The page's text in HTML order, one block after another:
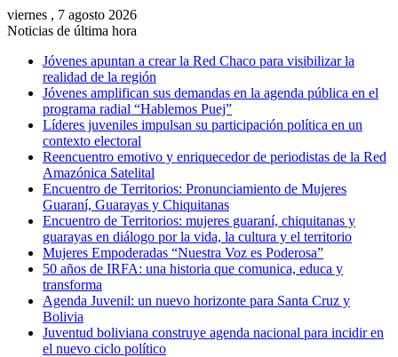
viernes , 7 agosto 2026
Noticias de última hora
Jóvenes apuntan a crear la Red Chaco para visibilizar la
realidad de la región
Jóvenes amplifican sus demandas en la agenda pública en el
programa radial “Hablemos Puej”
Líderes juveniles impulsan su participación política en un
contexto electoral
Reencuentro emotivo y enriquecedor de periodistas de la Red
Amazónica Satelital
Encuentro de Territorios: Pronunciamiento de Mujeres
Guaraní, Guarayas y Chiquitanas
Encuentro de Territorios: mujeres guaraní, chiquitanas y
guarayas en diálogo por la vida, la cultura y el territorio
Mujeres Empoderadas “Nuestra Voz es Poderosa”
50 años de IRFA: una historia que comunica, educa y
transforma
Agenda Juvenil: un nuevo horizonte para Santa Cruz y
Bolivia
Juventud boliviana construye agenda nacional para incidir en
el nuevo ciclo político